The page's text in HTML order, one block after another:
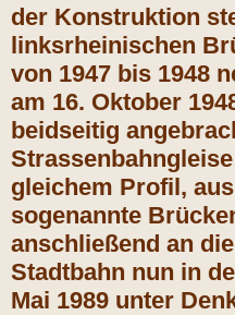
der Konstruktion
linksrheinischen
von 1947 bis 1948
am 16. Oktober
beidseitig
gleichem Profil,
sogenannte
anschließend an
Stadtbahn nun in
Mai 1989 unter